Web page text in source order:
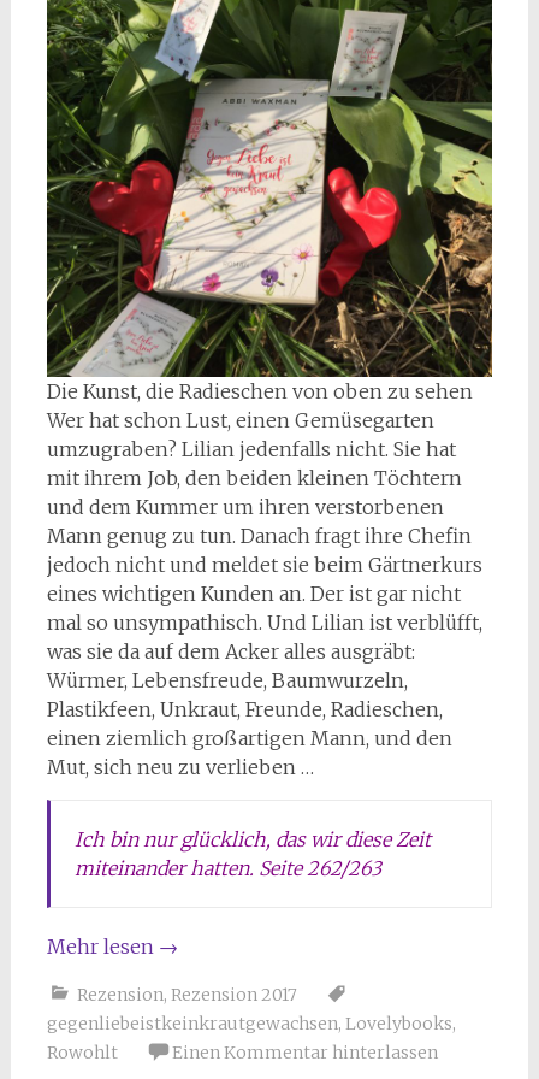
Die Kunst, die Radieschen von oben zu sehen
Wer hat schon Lust, einen Gemüsegarten
umzugraben? Lilian jedenfalls nicht. Sie hat
mit ihrem Job, den beiden kleinen Töchtern
und dem Kummer um ihren verstorbenen
Mann genug zu tun. Danach fragt ihre Chefin
jedoch nicht und meldet sie beim Gärtnerkurs
eines wichtigen Kunden an. Der ist gar nicht
mal so unsympathisch. Und Lilian ist verblüfft,
was sie da auf dem Acker alles ausgräbt:
Würmer, Lebensfreude, Baumwurzeln,
Plastikfeen, Unkraut, Freunde, Radieschen,
einen ziemlich großartigen Mann, und den
Mut, sich neu zu verlieben …
Ich bin nur glücklich, das wir diese Zeit
miteinander hatten. Seite 262/263
Mehr lesen →
Rezension, Rezension 2017
gegenliebeistkeinkrautgewachsen, Lovelybooks,
Rowohlt
Einen Kommentar hinterlassen